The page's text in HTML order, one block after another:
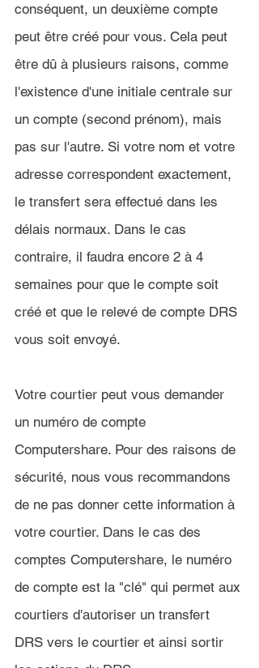
conséquent, un deuxième compte
peut être créé pour vous. Cela peut
être dû à plusieurs raisons, comme
l'existence d'une initiale centrale sur
un compte (second prénom), mais
pas sur l'autre. Si votre nom et votre
adresse correspondent exactement,
le transfert sera effectué dans les
délais normaux. Dans le cas
contraire, il faudra encore 2 à 4
semaines pour que le compte soit
créé et que le relevé de compte DRS
vous soit envoyé.
Votre courtier peut vous demander
un numéro de compte
Computershare. Pour des raisons de
sécurité, nous vous recommandons
de ne pas donner cette information à
votre courtier. Dans le cas des
comptes Computershare, le numéro
de compte est la "clé" qui permet aux
courtiers d'autoriser un transfert
DRS vers le courtier et ainsi sortir